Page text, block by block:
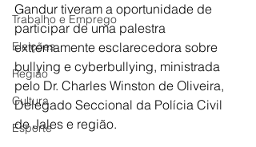
Trabalho e Emprego
Eleições
Região
Cultura
Esporte
Gandur tiveram a oportunidade de
participar de uma palestra
extremamente esclarecedora sobre
bullying e cyberbullying, ministrada
pelo Dr. Charles Winston de Oliveira,
Delegado Seccional da Polícia Civil
de Jales e região.